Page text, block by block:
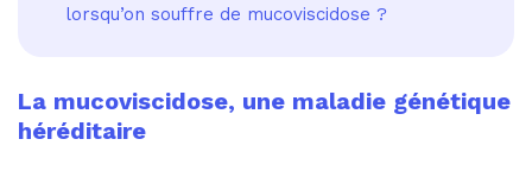
lorsqu’on souffre de mucoviscidose ?
La mucoviscidose, une maladie génétique
héréditaire